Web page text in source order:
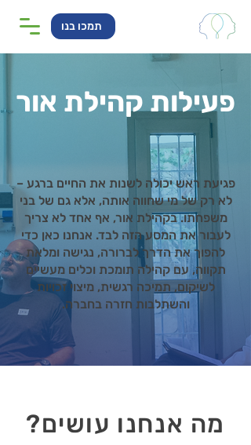
תמכו בנו
פעילות קהילת אור
פגיעת ראש יכולה לשנות את החיים ברגע –
לא רק של מי שחווה אותה, אלא גם של בני
משפחתו. בקהילת אור, אף אחד לא צריך
לעבור את המסע הזה לבד. אנחנו כאן כדי
להפוך את הדרך לברורה, נגישה ומלאת
תקווה, עם קהילה תומכת וכלים מעשיים
לשיקום, תמיכה רגשית, מיצוי זכויות
והשתלבות חזרה בחברה.
מה אנחנו עושים?